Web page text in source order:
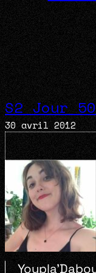
S2 Jour
30 avril 2012